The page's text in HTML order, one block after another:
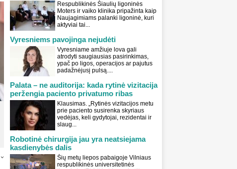
Respublikinės Šiaulių ligoninės
Moters ir vaiko klinika pripažinta kaip
Naujagimiams palanki ligoninė, kuri
aktyviai tai...
Vyresniems pavojinga nejudėti
Vyresniame amžiuje lova gali
atrodyti saugiausias pasirinkimas,
ypač po ligos, operacijos ar pajutus
padažnėjusį pulsą....
Palata – ne auditorija: kada rytinė vizitacija
peržengia paciento privatumo ribas
Klausimas. „Rytinės vizitacijos metu
prie paciento susirenka skyriaus
vedėjas, keli gydytojai, rezidentai ir
slaug...
Robotinė chirurgija jau yra neatsiejama
kasdienybės dalis
Šių metų liepos pabaigoje Vilniaus
respublikinės universitetinės